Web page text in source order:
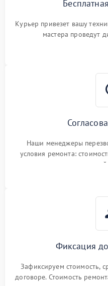
Курьер привезет вашу
мастера проведут
Наши менеджеры
условия ремонта:
Фиксация
Зафиксируем стоимость,
договоре. Стоимость